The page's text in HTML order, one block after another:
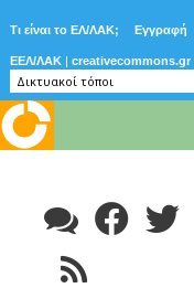
Τι είναι το ΕΛ/ΛΑΚ; Εγγραφή
ΕΕΛ/ΛΑΚ | creativecommons.gr
content